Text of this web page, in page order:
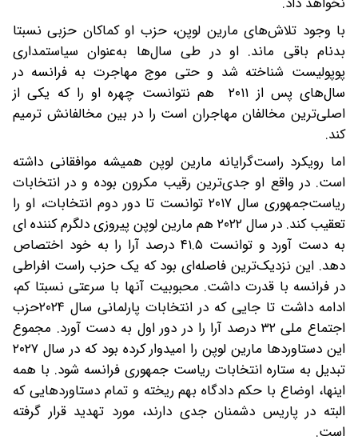
با وجود تلاش‌های مارین لوپن، حزب او کماکان حزبی نسبتا
بدنام باقی ماند. او در طی سال‌ها به‌عنوان سیاستمداری
پوپولیست شناخته شد و حتی موج مهاجرت به فرانسه در
سال‌های پس از ۲۰۱۱ هم نتوانست چهره او را که یکی از
اصلی‌ترین مخالفان مهاجران است را در بین مخالفانش ترمیم
کند.
اما رویکرد راست‌گرایانه مارین لوپن همیشه موافقانی داشته
است. در واقع او جدی‌ترین رقیب مکرون بوده و در انتخابات
ریاست‌جمهوری سال ۲۰۱۷ توانست تا دور دوم انتخابات، او را
تعقیب کند. در سال ۲۰۲۲ هم مارین لوپن پیروزی دلگرم کننده ای
به دست آورد و توانست ۴۱.۵ درصد آرا را به خود اختصاص
دهد. این نزدیک‌ترین فاصله‌ای بود که یک حزب راست افراطی
در فرانسه با قدرت داشت. محبوبیت آنها با سرعتی نسبتا کم،
ادامه داشت تا جایی که در انتخابات پارلمانی سال ۲۰۲۴حزب
اجتماع ملی ۳۲ درصد آرا را در دور اول به دست آورد. مجموع
این دستاوردها مارین لوپن را امیدوار کرده بود که در سال ۲۰۲۷
تبدیل به ستاره انتخابات ریاست جمهوری فرانسه شود. با همه
اینها، اوضاع با حکم دادگاه بهم ریخته و تمام دستاوردهایی که
البته در پاریس دشمنان جدی دارند، مورد تهدید قرار گرفته
است.